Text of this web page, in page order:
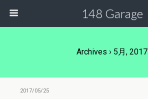
148 Garage
Archives › 5月, 2017
2017/05/25